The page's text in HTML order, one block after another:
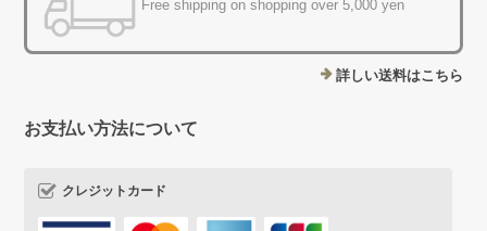
Free shipping on shopping over 5,000 yen
詳しい送料はこちら
お支払い方法について
クレジットカード